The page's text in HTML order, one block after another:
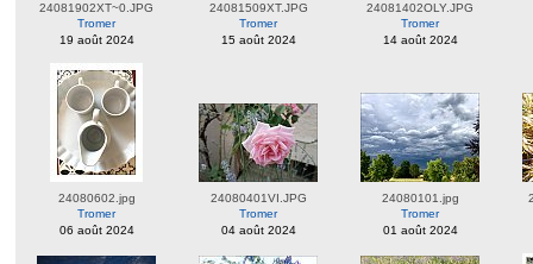
24081902XT~0.JPG
Tromer
19 août 2024
24081509XT.JPG
Tromer
15 août 2024
24081402OLY.JPG
Tromer
14 août 2024
24080602.jpg
Tromer
06 août 2024
24080401VI.JPG
Tromer
04 août 2024
24080101.jpg
Tromer
01 août 2024